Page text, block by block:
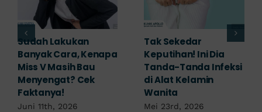
Adakah Cara Medis
untuk
Mengembalikan
Selaput Dara yang
Robek? Ini Penjelasan
Dokter!
5 Saran Dokter
Mengobati Vagina
Bengkak Akibat
Infeksi, Cek di Sini!
Mei 17th, 2026